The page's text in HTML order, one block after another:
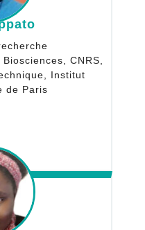
CNRS,
Institut
de Paris